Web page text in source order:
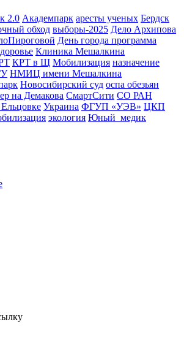
2.0 Академпарк аресты ученых Бердск
обход выборы-2025 Дело Архипова
День города программа
Клиника Мешалкина
КРТ в Щ Мобилизация назначение
НМИЦ имени Мешалкина
Новосибирский суд оспа обезьян
на Демакова СмартСити СО РАН
Украина ФГУП «УЭВ» ЦКП
экология Юный_медик